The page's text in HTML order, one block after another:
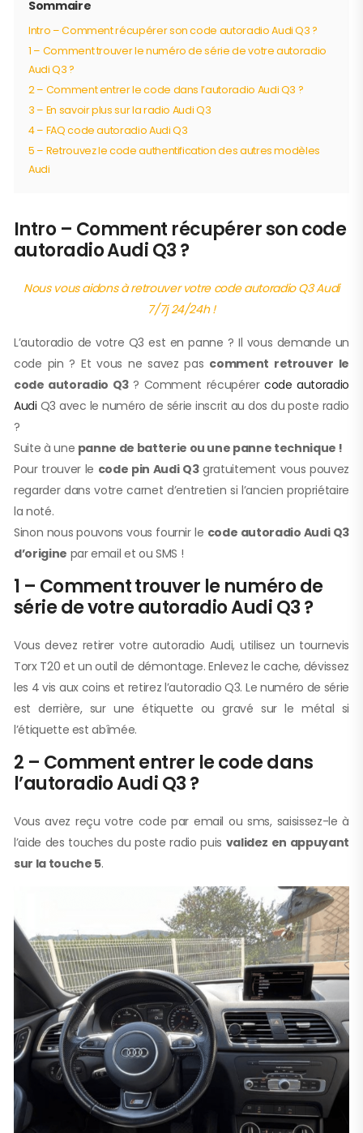
Sommaire
Intro – Comment récupérer son code autoradio Audi Q3 ?
1 – Comment trouver le numéro de série de votre autoradio
Audi Q3 ?
2 – Comment entrer le code dans l’autoradio Audi Q3 ?
3 – En savoir plus sur la radio Audi Q3
4 – FAQ code autoradio Audi Q3
5 – Retrouvez le code authentification des autres modèles
Audi
Intro – Comment récupérer son code
autoradio Audi Q3 ?
Nous vous aidons à retrouver votre code autoradio Q3 Audi
7/7j 24/24h !
L’autoradio de votre Q3 est en panne ? Il vous demande un
code pin ? Et vous ne savez pas comment retrouver le
code autoradio Q3? Comment récupérercode autoradio
Audi Q3 avec le numéro de série inscrit au dos du poste radio
?
Suite à une panne de batterie ou une panne technique !
Pour trouver le code pin Audi Q3gratuitement vous pouvez
regarder dans votre carnet d’entretien si l’ancien propriétaire
la noté.
Sinon nous pouvons vous fournir le code autoradio Audi Q3
d’origine par email et ou SMS !
1 – Comment trouver le numéro de
série de votre autoradio Audi Q3 ?
Vous devez retirer votre autoradio Audi, utilisez un tournevis
Torx T20 et un outil de démontage. Enlevez le cache, dévissez
les 4 vis aux coins et retirez l’autoradio Q3. Le numéro de série
est derrière, sur une étiquette ou gravé sur le métal si
l’étiquette est abîmée.
2 – Comment entrer le code dans
l’autoradio Audi Q3 ?
Vous avez reçu votre code par email ou sms, saisissez-le à
l’aide des touches du poste radio puis validez en appuyant
sur la touche 5.